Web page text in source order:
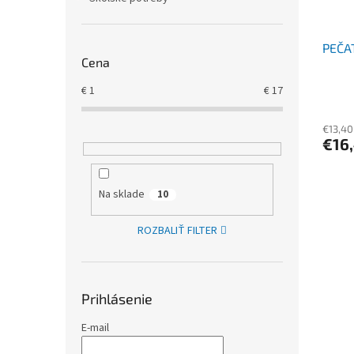
Cena
€1 €17
Na sklade 10
ROZBALIŤ FILTER
Prihlásenie
E-mail